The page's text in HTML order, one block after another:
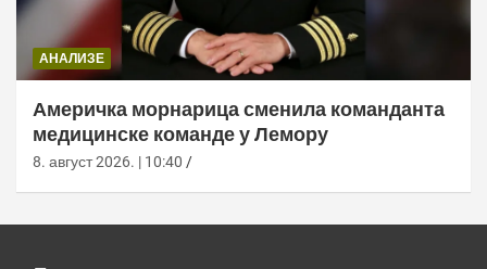
АНАЛИЗЕ
Америчка морнарица сменила команданта
медицинске команде у Лемору
8. август 2026. | 10:40